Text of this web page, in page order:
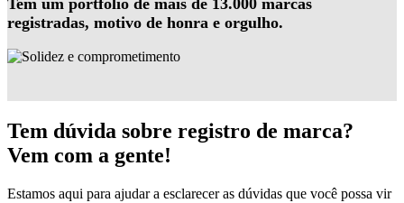
Tem um portfólio de mais de 13.000 marcas
registradas, motivo de honra e orgulho.
Tem dúvida sobre registro de marca?
Vem com a gente!
Estamos aqui para ajudar a esclarecer as dúvidas que você possa vir